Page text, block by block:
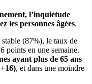
l’inquiétude
les personnes âgées.
(87%), le taux de
points en une semaine.
ayant plus de 65 ans
, et dans une moindre